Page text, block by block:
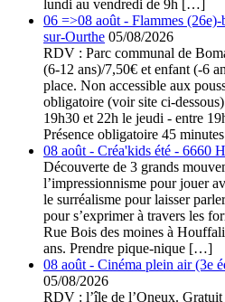
lundi au vendredi de 9h […]
06 =>08 août - Flammes
sur-Ourthe 05/08/2026
RDV : Parc communal de
(6-12 ans)/7,50€ et enfant (-6
place. Non accessible aux
obligatoire (voir site ci-
19h30 et 22h le jeudi - entre
Présence obligatoire 45
08 août - Créa'kids été - 6660
Découverte de 3 grands
l’impressionnisme pour jouer
le surréalisme pour laisser
pour s’exprimer à travers les
Rue Bois des moines à
ans. Prendre pique-nique […]
08 août - Cinéma plein air (3e
05/08/2026
RDV : l’île de l’Oneux. Gratuit